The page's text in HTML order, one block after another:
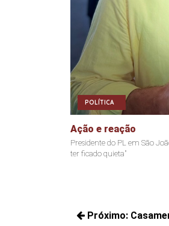
POLÍTICA
Ação e reação
Presidente do PL em São
ter ficado quieta"
Navegação
Próximo: